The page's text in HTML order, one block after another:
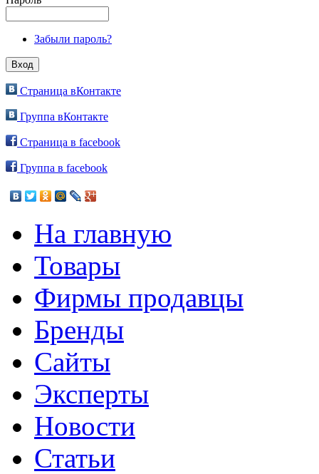
Забыли пароль?
Страница вКонтакте
Группа вКонтакте
Страница в facebook
Группа в facebook
На главную
Товары
Фирмы продавцы
Бренды
Сайты
Эксперты
Новости
Статьи